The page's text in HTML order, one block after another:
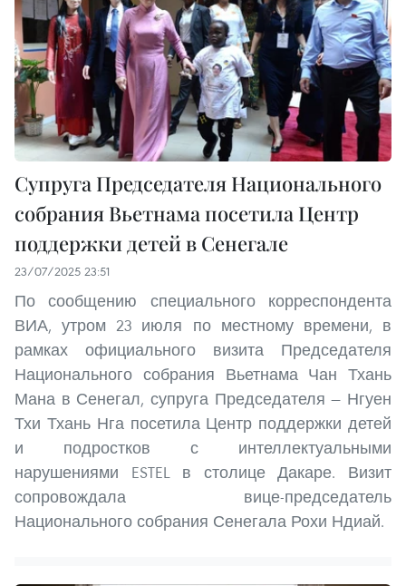
Супруга Председателя Национального
собрания Вьетнама посетила Центр
поддержки детей в Сенегале
23/07/2025 23:51
По сообщению специального корреспондента
ВИА, утром 23 июля по местному времени, в
рамках официального визита Председателя
Национального собрания Вьетнама Чан Тхань
Мана в Сенегал, супруга Председателя — Нгуен
Тхи Тхань Нга посетила Центр поддержки детей
и подростков с интеллектуальными
нарушениями ESTEL в столице Дакаре. Визит
сопровождала вице-председатель
Национального собрания Сенегала Рохи Ндиай.